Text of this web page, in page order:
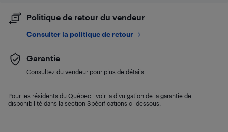
Politique de retour du vendeur
Consulter la politique de retour
Garantie
Consultez du vendeur pour plus de détails.
Pour les résidents du Québec : voir la divulgation de la garantie de
disponibilité dans la section Spécifications ci-dessous.